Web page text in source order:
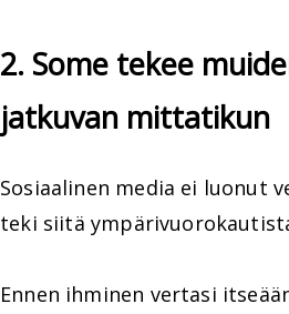
2. Some tekee
jatkuvan mittatikun
Sosiaalinen media ei luonut
teki siitä
Ennen ihminen vertasi